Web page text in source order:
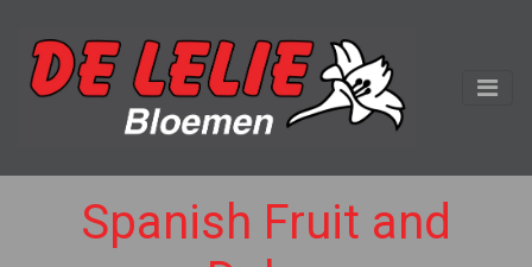
Spanish Fruit and